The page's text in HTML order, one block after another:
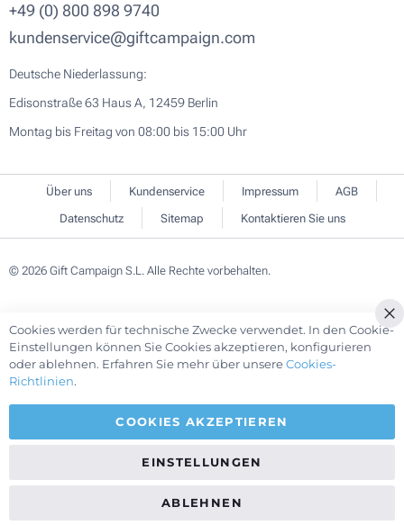
+49 (0) 800 898 9740
kundenservice@giftcampaign.com
Deutsche Niederlassung:
Edisonstraße 63 Haus A, 12459 Berlin
Montag bis Freitag von 08:00 bis 15:00 Uhr
Über uns Kundenservice Impressum
AGB
Datenschutz
Sitemap Kontaktieren Sie uns
© 2026 Gift Campaign S.L. Alle Rechte vorbehalten.
Cookies werden für technische Zwecke verwendet. In den Cookie-
Einstellungen können Sie Cookies akzeptieren, konfigurieren
oder ablehnen. Erfahren Sie mehr über unsereCookies-
Richtlinien.
COOKIES AKZEPTIEREN
EINSTELLUNGEN
ABLEHNEN